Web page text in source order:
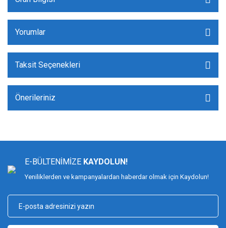
Yorumlar
Taksit Seçenekleri
Önerileriniz
E-BÜLTENİMİZE KAYDOLUN!
Yeniliklerden ve kampanyalardan haberdar olmak için Kaydolun!